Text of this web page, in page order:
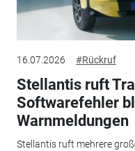
16.07.2026 #Rückruf
Stellantis ruft
Softwarefehler
Warnmeldungen
Stellantis ruft mehrere